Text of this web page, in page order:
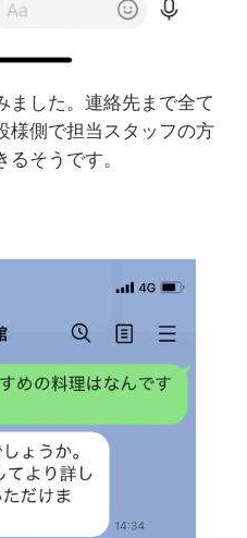
ました。連絡先まで全て
様側で担当スタッフの方
そうです。